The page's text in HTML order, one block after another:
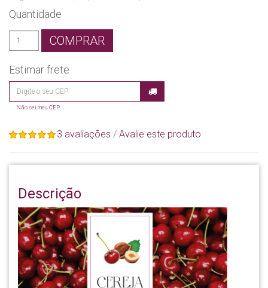
Quantidade
COMPRAR
Estimar frete
Não sei meu CEP
3 avaliações / Avalie este produto
Descrição